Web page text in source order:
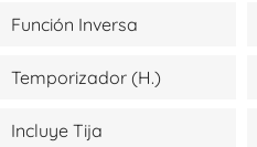
Función Inversa
Temporizador (H.)
Incluye Tija